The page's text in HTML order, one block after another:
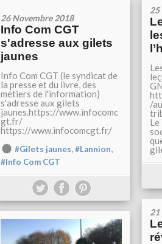
26 Novembre 2018
Info Com CGT
s'adresse aux gilets
jaunes
Info Com CGT (le syndicat de
la presse et du livre, des
métiers de l'information)
s'adresse aux gilets
jaunes.https://www.infocomc
gt.fr/
https://www.infocomcgt.fr/
#Gilets jaunes,#Lannion,
#Info Com CGT
25
GN
/
21